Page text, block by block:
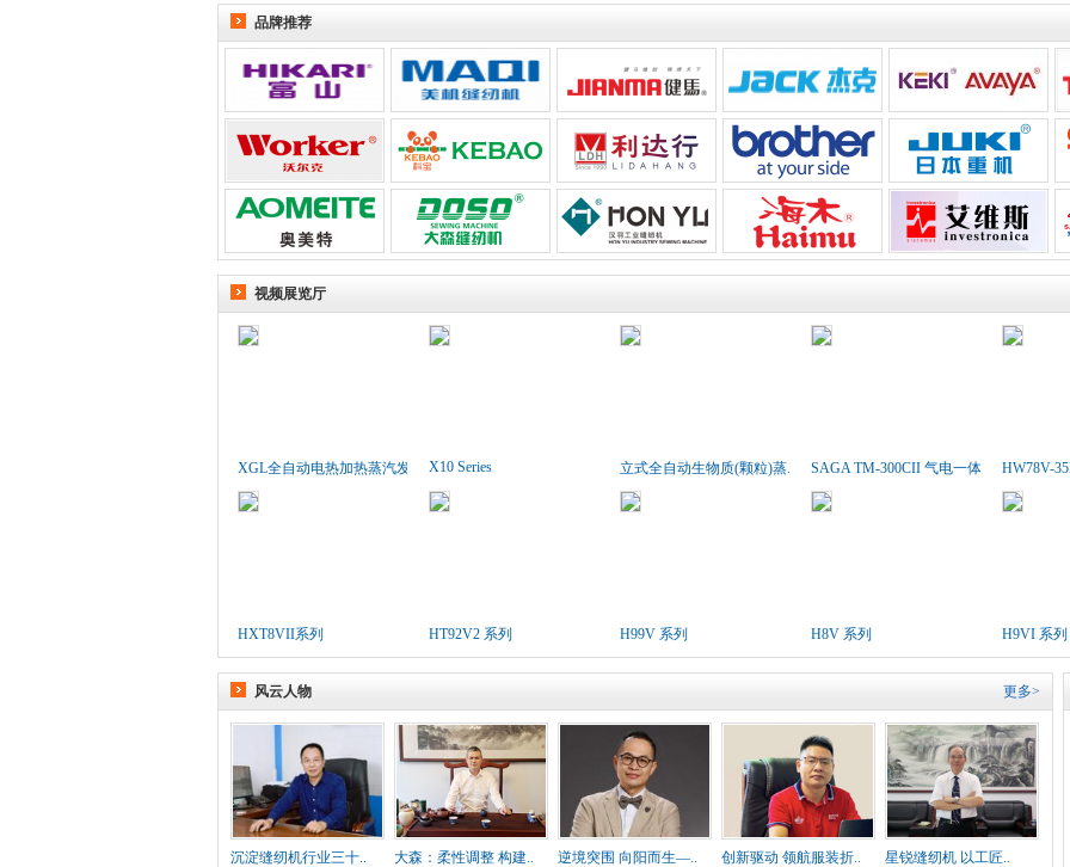
品牌推荐
视频展览厅
XGL全自动电热加热蒸汽发生..X10 Series 立式全自动生物质(颗粒)蒸.. SAGA TM-300CII 气电一体胶..HW78V-
HXT8VII系列 HT92V2 系列 H99V 系列 H8V 系列 H9VI 系列
更多>
风云人物
沉淀缝纫机行业三十.. 大森：柔性调整 构建.. 逆境突围 向阳而生—.. 创新驱动 领航服装折.. 星锐缝纫机 以工匠..